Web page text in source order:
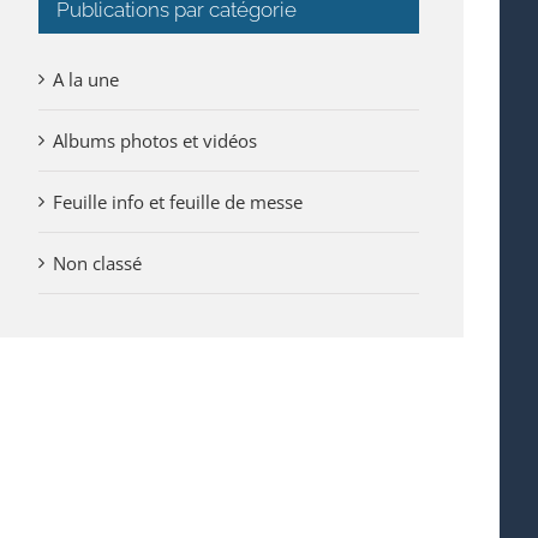
Publications par catégorie
A la une
Albums photos et vidéos
Feuille info et feuille de messe
Non classé